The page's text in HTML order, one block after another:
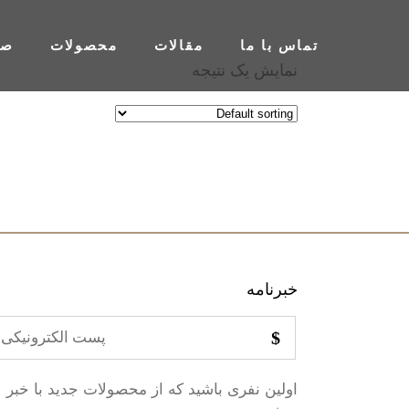
محصولات مقالات تماس با ما
نمایش یک نتیجه
خبرنامه
اولین نفری باشید که از محصولات جدید با خبر